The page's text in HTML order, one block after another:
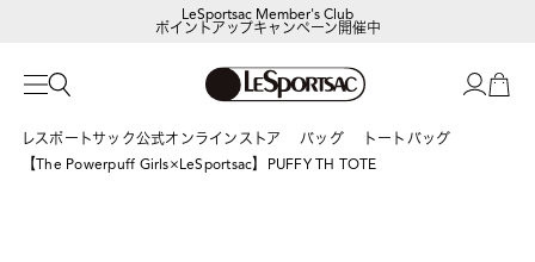
LeSportsac Member's Club
ポイントアップキャンペーン開催中
レスポートサック公式オンラインストア バッグ
トートバッグ
【The Powerpuff Girls×LeSportsac】PUFFY TH TOTE